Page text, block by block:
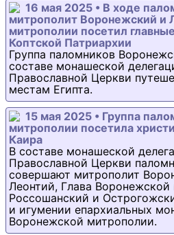
16 мая 2025 • В ходе
митрополит Воронежский и
митрополии посетил
Коптской Патриархии
Группа паломников
составе монашеской
Православной Церкви
местам Египта.
15 мая 2025 • Группа
митрополии посетила
Каира
В составе монашеской
Православной Церкви
совершают митрополит
Леонтий, Глава
Россошанский и
и игумении епархиальных
Воронежской митрополии.